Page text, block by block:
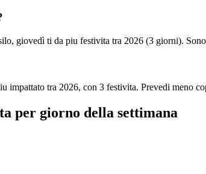
giovedì ti da piu festivita tra 2026 (3 giorni).
impattato tra 2026, con 3 festivita. Prevedi meno
per giorno della settimana